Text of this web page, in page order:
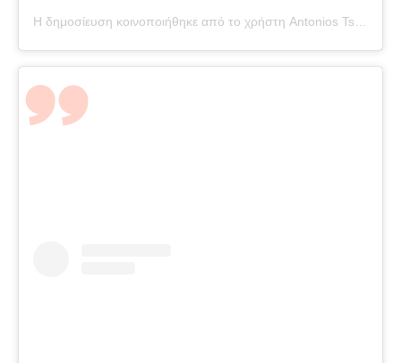
Η δημοσίευση κοινοποιήθηκε από το χρήστη Antonios Tsapatakis (@tsapatakis_a)